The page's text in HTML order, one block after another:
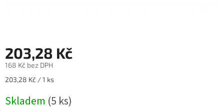
203,28 Kč
168 Kč bez DPH
Měrná
203,28 Kč / 1 ks
Skladem (5 ks)